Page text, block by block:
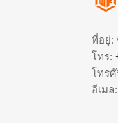
ที่อยู่:
โทร:
โทร
อีเมล: